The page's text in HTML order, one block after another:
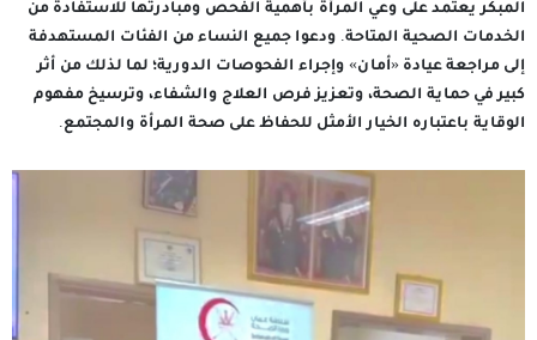
المبكر يعتمد على وعي المرأة بأهمية الفحص ومبادرتها للاستفادة من
الخدمات الصحية المتاحة. ودعوا جميع النساء من الفئات المستهدفة
إلى مراجعة عيادة «أمان» وإجراء الفحوصات الدورية؛ لما لذلك من أثر
كبير في حماية الصحة، وتعزيز فرص العلاج والشفاء، وترسيخ مفهوم
الوقاية باعتباره الخيار الأمثل للحفاظ على صحة المرأة والمجتمع.